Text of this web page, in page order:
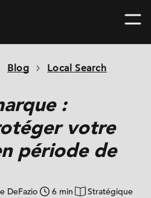
Blog Local Search
:
votre
période de
DeFazio 6 min Stratégique